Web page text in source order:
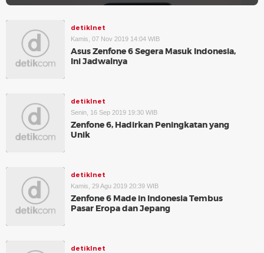
detikInet
Kamis, 07 Nov 2019 14:04 WIB
Asus Zenfone 6 Segera Masuk Indonesia,
Ini Jadwalnya
detikInet
Senin, 16 Sep 2019 19:30 WIB
Zenfone 6, Hadirkan Peningkatan yang
Unik
detikInet
Kamis, 29 Agu 2019 20:39 WIB
Zenfone 6 Made in Indonesia Tembus
Pasar Eropa dan Jepang
detikInet